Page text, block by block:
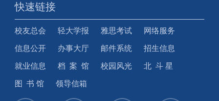
快速链接
校友总会 轻大学报 雅思考试 网络服务
信息公开 办事大厅 邮件系统 招生信息
就业信息 档 案 馆 校园风光 北 斗 星
图 书 馆 领导信箱